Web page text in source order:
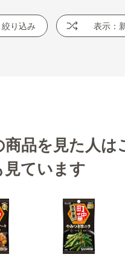
絞り込み 表示：
商品を見た人は
見ています